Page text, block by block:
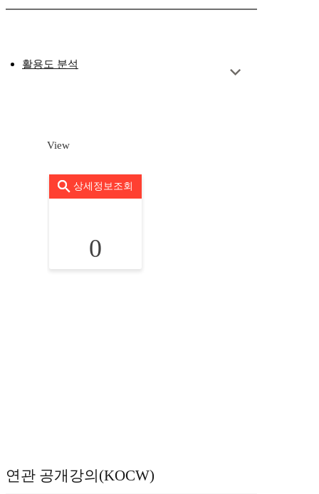
활용도 분석
View
상세정보조회
0
연관 공개강의(KOCW)